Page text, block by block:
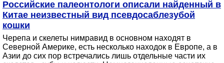
Российские палеонтологи описали найденный в
Китае неизвестный вид псевдосаблезубой
кошки
Черепа и скелеты нимравид в основном находят в
Северной Америке, есть несколько находок в Европе, а в
Азии до сих пор встречались лишь отдельные части их